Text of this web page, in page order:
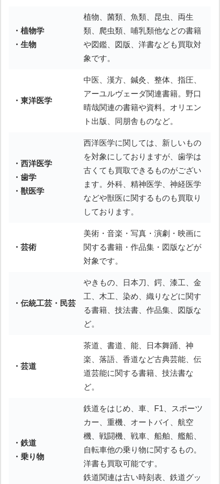
・植物学
・生物
植物、菌類、魚類、昆虫、両生
類、爬虫類、哺乳類他などの書籍
や図鑑、図版、洋書なども買取対
象です。
・東洋医学
中医、漢方、鍼灸、整体、指圧、
アーユルヴェーダ関連書籍。野口
晴哉関連の書籍や資料。オリエン
ト出版、同朋舎ものなど。
・西洋医学
・歯学
・獣医学
西洋医学に関しては、新しいもの
を対象にしておりますが、歯学は
古くても買取できるものがござい
ます。外科、精神医学、神経医学
などや獣医に関するものも買取り
しております。
・芸術
美術・音楽・写真・演劇・映画に
関する書籍・作品集・図版などが
対象です。
・伝統工芸・民芸
やきもの、日本刀、鍔、漆工、金
工、木工、染め、織りなどに関す
る書籍、技法書、作品集、図版な
ど。
・芸道
茶道、書道、能、日本舞踊、神
楽、落語、香道など古典芸能、伝
道芸能に関する書籍、技法書な
ど。
・鉄道
・乗り物
鉄道をはじめ、車、F1、スポーツ
カー、重機、オートバイ、航空
機、戦闘機、戦車、船舶、艦船、
自転車他の乗り物に関するもの。
洋書も買取可能です。
鉄道関連は古い時刻表、鉄道グッ